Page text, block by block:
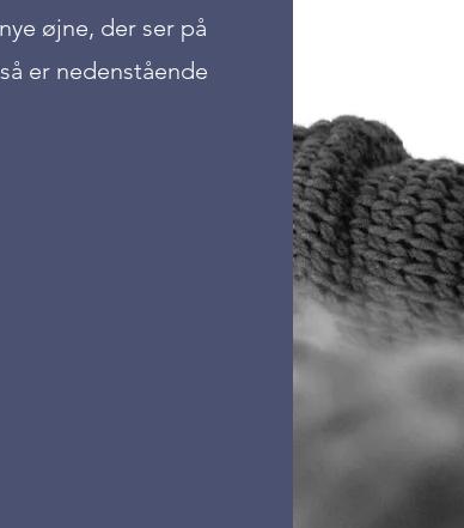
øjne, der ser på
er nedenstående